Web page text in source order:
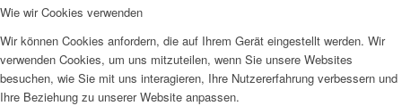
Wie wir Cookies verwenden
Wir können Cookies anfordern, die auf Ihrem Gerät eingestellt werden. Wir
verwenden Cookies, um uns mitzuteilen, wenn Sie unsere Websites
besuchen, wie Sie mit uns interagieren, Ihre Nutzererfahrung verbessern und
Ihre Beziehung zu unserer Website anpassen.